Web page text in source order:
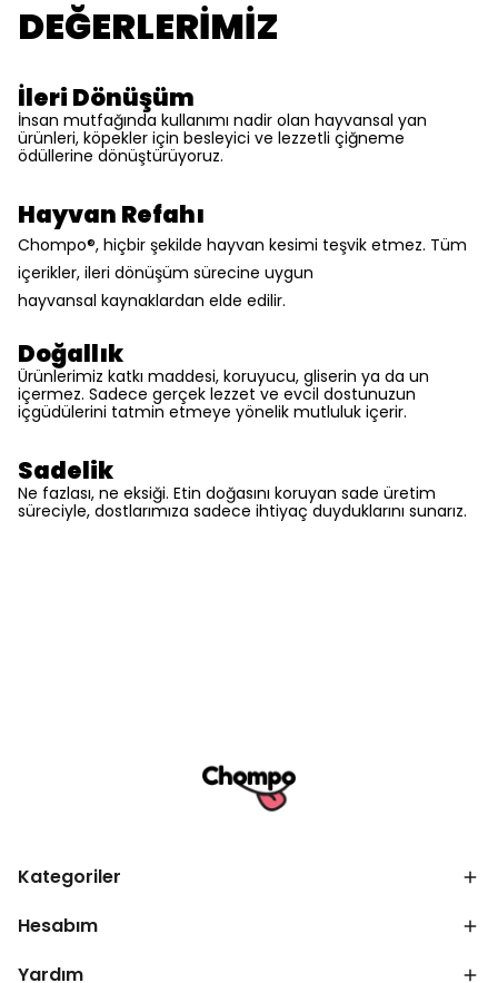
DEĞERLERİMİZ
İleri Dönüşüm
İnsan mutfağında kullanımı nadir olan hayvansal yan
ürünleri, köpekler için besleyici ve lezzetli çiğneme
ödüllerine dönüştürüyoruz.
Hayvan Refahı
Chompo®, hiçbir şekilde hayvan kesimi teşvik etmez. Tüm
içerikler, ileri dönüşüm sürecine uygun
hayvansal kaynaklardan elde edilir.
Doğallık
Ürünlerimiz katkı maddesi, koruyucu, gliserin ya da un
içermez. Sadece gerçek lezzet ve evcil dostunuzun
içgüdülerini tatmin etmeye yönelik mutluluk içerir.
Sadelik
Ne fazlası, ne eksiği. Etin doğasını koruyan sade üretim
süreciyle, dostlarımıza sadece ihtiyaç duyduklarını sunarız.
Kategoriler
Hesabım
Yardım